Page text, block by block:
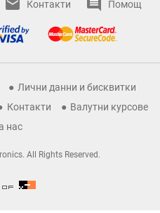
Контакти Помощ
Лични данни и бисквитки
Контакти
Валутни курсове
нас
All Rights Reserved.